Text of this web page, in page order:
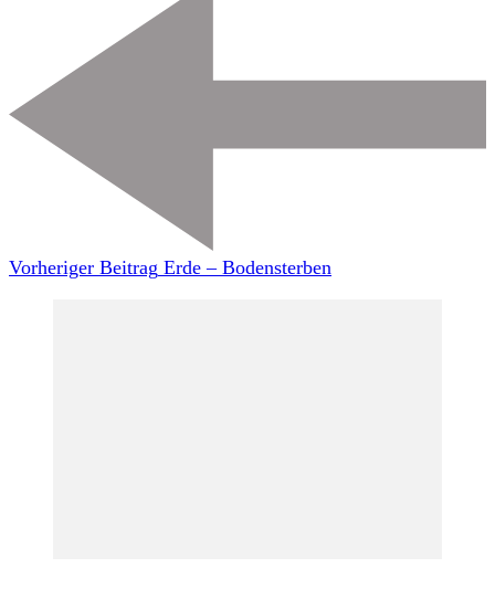
Vorheriger Beitrag Erde – Bodensterben